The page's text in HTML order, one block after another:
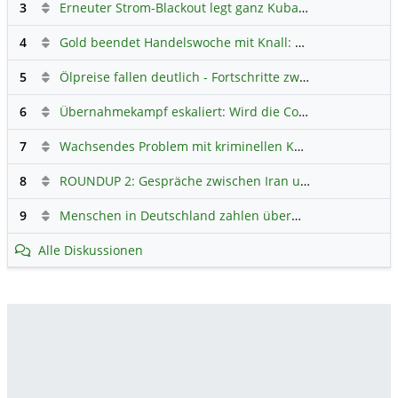
3 Erneuter Strom-Blackout legt ganz Kuba lahm
4 Gold beendet Handelswoche mit Knall: Barrick Mining – Ist diese Aktie wieder ein Kauf?
5 Ölpreise fallen deutlich - Fortschritte zwischen USA und Iran belasten
6 Übernahmekampf eskaliert: Wird die Commerzbank italienisch?
7 Wachsendes Problem mit kriminellen Kunden im Online-Handel
8 ROUNDUP 2: Gespräche zwischen Iran und USA starten - Vance optimistisch
9 Menschen in Deutschland zahlen überwiegend ohne Bargeld
Alle Diskussionen